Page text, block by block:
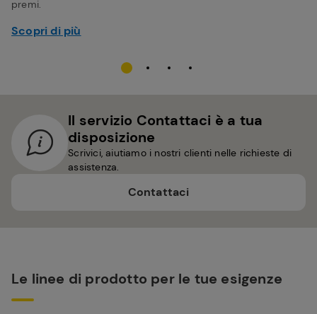
premi.
Scopri di più
Il servizio Contattaci è a tua
disposizione
Scrivici, aiutiamo i nostri clienti nelle richieste di
assistenza.
Contattaci
Le linee di prodotto per le tue esigenze